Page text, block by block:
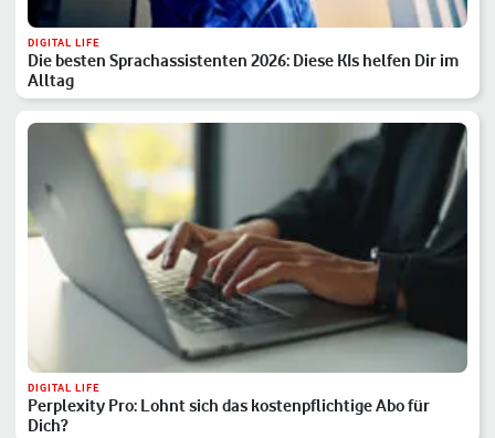
DIGITAL LIFE
Die besten Sprachassistenten 2026: Diese KIs helfen Dir im
Alltag
DIGITAL LIFE
Perplexity Pro: Lohnt sich das kostenpflichtige Abo für
Dich?